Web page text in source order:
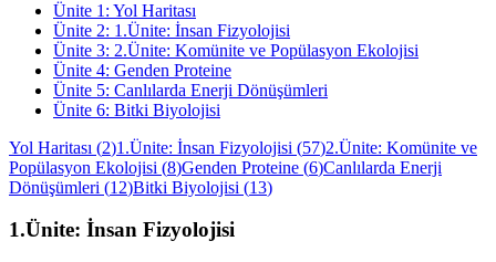
Ünite 1 : Yol Haritası
Ünite 2: 1.Ünite: İnsan Fizyolojisi
Ünite 3: 2.Ünite: Komünite ve Popülasyon Ekolojisi
Ünite 4: Genden Proteine
Ünite 5: Canlılarda Enerji Dönüşümleri
Ünite 6: Bitki Biyolojisi
Yol Haritası (2)1.Ünite: İnsan Fizyolojisi (57)2.Ünite: Komünite ve
Popülasyon Ekolojisi (8)Genden Proteine (6)Canlılarda Enerji
Dönüşümleri (12)Bitki Biyolojisi (13)
1.Ünite: İnsan Fizyolojisi